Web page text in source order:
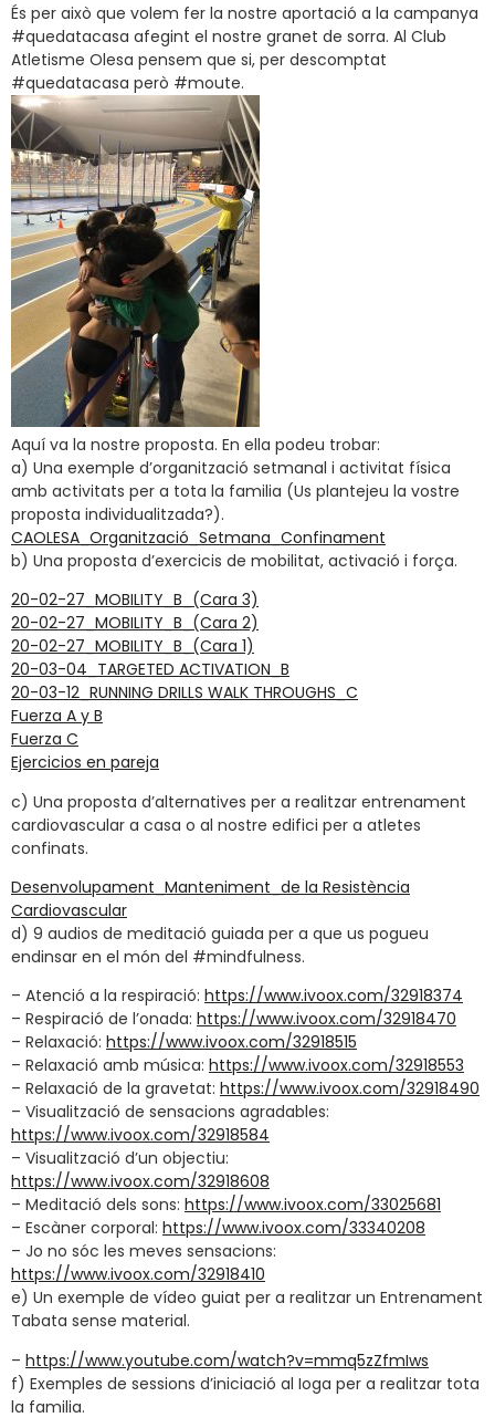
És per això que volem fer la nostre aportació a la campanya
#quedatacasa afegint el nostre granet de sorra. Al Club
Atletisme Olesa pensem que si, per descomptat
#quedatacasa però #moute.
Aquí va la nostre proposta. En ella podeu trobar:
a) Una exemple d’organització setmanal i activitat física
amb activitats per a tota la familia (Us plantejeu la vostre
proposta individualitzada?).
CAOLESA_Organització_Setmana_Confinament
b) Una proposta d’exercicis de mobilitat, activació i força.
20-02-27_MOBILITY_B_(Cara 3)
20-02-27_MOBILITY_B_(Cara 2)
20-02-27_MOBILITY_B_(Cara 1)
20-03-04_TARGETED ACTIVATION_B
20-03-12_RUNNING DRILLS WALK THROUGHS_C
Fuerza A y B
Fuerza C
Ejercicios en pareja
c) Una proposta d’alternatives per a realitzar entrenament
cardiovascular a casa o al nostre edifici per a atletes
confinats.‍
Desenvolupament_Manteniment_de la Resistència
Cardiovascular
d) 9 audios de meditació guiada per a que us pogueu
endinsar en el món del #mindfulness. ‍‍
– Atenció a la respiració: https://www.ivoox.com/32918374
– Respiració de l’onada: https://www.ivoox.com/32918470
– Relaxació: https://www.ivoox.com/32918515
– Relaxació amb música: https://www.ivoox.com/32918553
– Relaxació de la gravetat: https://www.ivoox.com/32918490
– Visualització de sensacions agradables:
https://www.ivoox.com/32918584
– Visualització d’un objectiu:
https://www.ivoox.com/32918608
– Meditació dels sons: https://www.ivoox.com/33025681
– Escàner corporal: https://www.ivoox.com/33340208
– Jo no sóc les meves sensacions:
https://www.ivoox.com/32918410
e) Un exemple de vídeo guiat per a realitzar un Entrenament
Tabata sense material. ‍‍
– https://www.youtube.com/watch?v=mmq5zZfmIws
f) Exemples de sessions d’iniciació al Ioga per a realitzar tota
la familia. ‍‍